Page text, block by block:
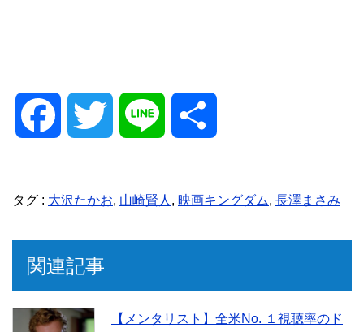
c i n
タグ : 大沢たかお, 山崎賢人 , 映画キングダム, 長澤まさみ
関連記事
【メンタリスト】全米No. １視聴率のド